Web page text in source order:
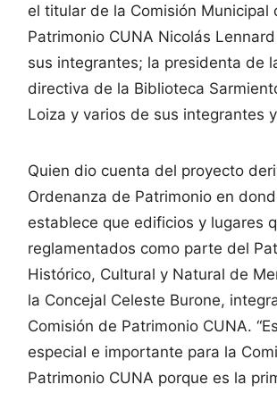
el titular de la Comisión Municipal
Patrimonio CUNA Nicolás
sus integrantes; la presidenta de
directiva de la Biblioteca
Loiza y varios de sus integrantes
Quien dio cuenta del proyecto
Ordenanza de Patrimonio en
establece que edificios y lugares
reglamentados como parte del
Histórico, Cultural y Natural de
la Concejal Celeste Burone,
Comisión de Patrimonio CUNA.
especial e importante para la
Patrimonio CUNA porque es la